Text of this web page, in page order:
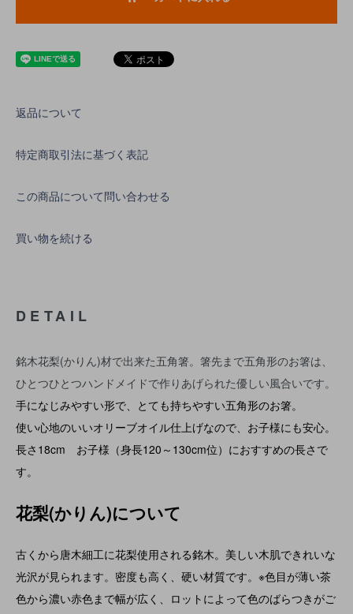
返品について
特定商取引法に基づく表記
この商品について問い合わせる
買い物を続ける
DETAIL
銘木花梨(かりん)材で出来た五角箸。箸先まで五角形のお箸は、
ひとつひとつハンドメイドで作りあげられた優しい風合いです。
手になじみやすい形で、とても持ちやすい五角形のお箸。
使い心地のいいオリーブオイル仕上げなので、お子様にも安心。
長さ18cm お子様（身長120～130cm位）におすすめの長さで
す。
花梨(かりん)について
古くから唐木細工に花梨使用される銘木。美しい木肌できれいな
光沢が見られます。密度も高く、硬い材質です。※色目が薄い茶
色から濃い赤色まで幅が広く、ロットによって色のばらつきがご